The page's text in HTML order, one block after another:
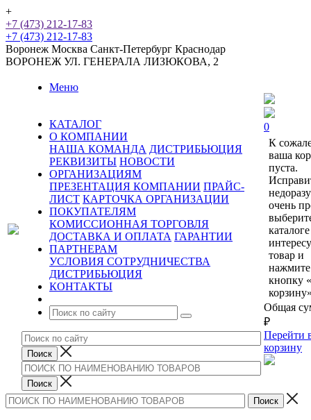
+
+7 (473) 212-17-83
+7 (473) 212-17-83
Воронеж Москва Санкт-Петербург Краснодар
ВОРОНЕЖ УЛ. ГЕНЕРАЛА ЛИЗЮКОВА, 2
Меню
КАТАЛОГ
О КОМПАНИИ
НАША КОМАНДА ДИСТРИБЬЮЦИЯ
РЕКВИЗИТЫ НОВОСТИ
ОРГАНИЗАЦИЯМ
ПРЕЗЕНТАЦИЯ КОМПАНИИ ПРАЙС-
ЛИСТ КАРТОЧКА ОРГАНИЗАЦИИ
ПОКУПАТЕЛЯМ
КОМИССИОННАЯ ТОРГОВЛЯ
ДОСТАВКА И ОПЛАТА ГАРАНТИИ
ПАРТНЕРАМ
УСЛОВИЯ СОТРУДНИЧЕСТВА
ДИСТРИБЬЮЦИЯ
КОНТАКТЫ
0
К
ваша
пуста.
очень
каталоге
товар и
нажмите
кнопку
Общая
₽
Перейти
корзину